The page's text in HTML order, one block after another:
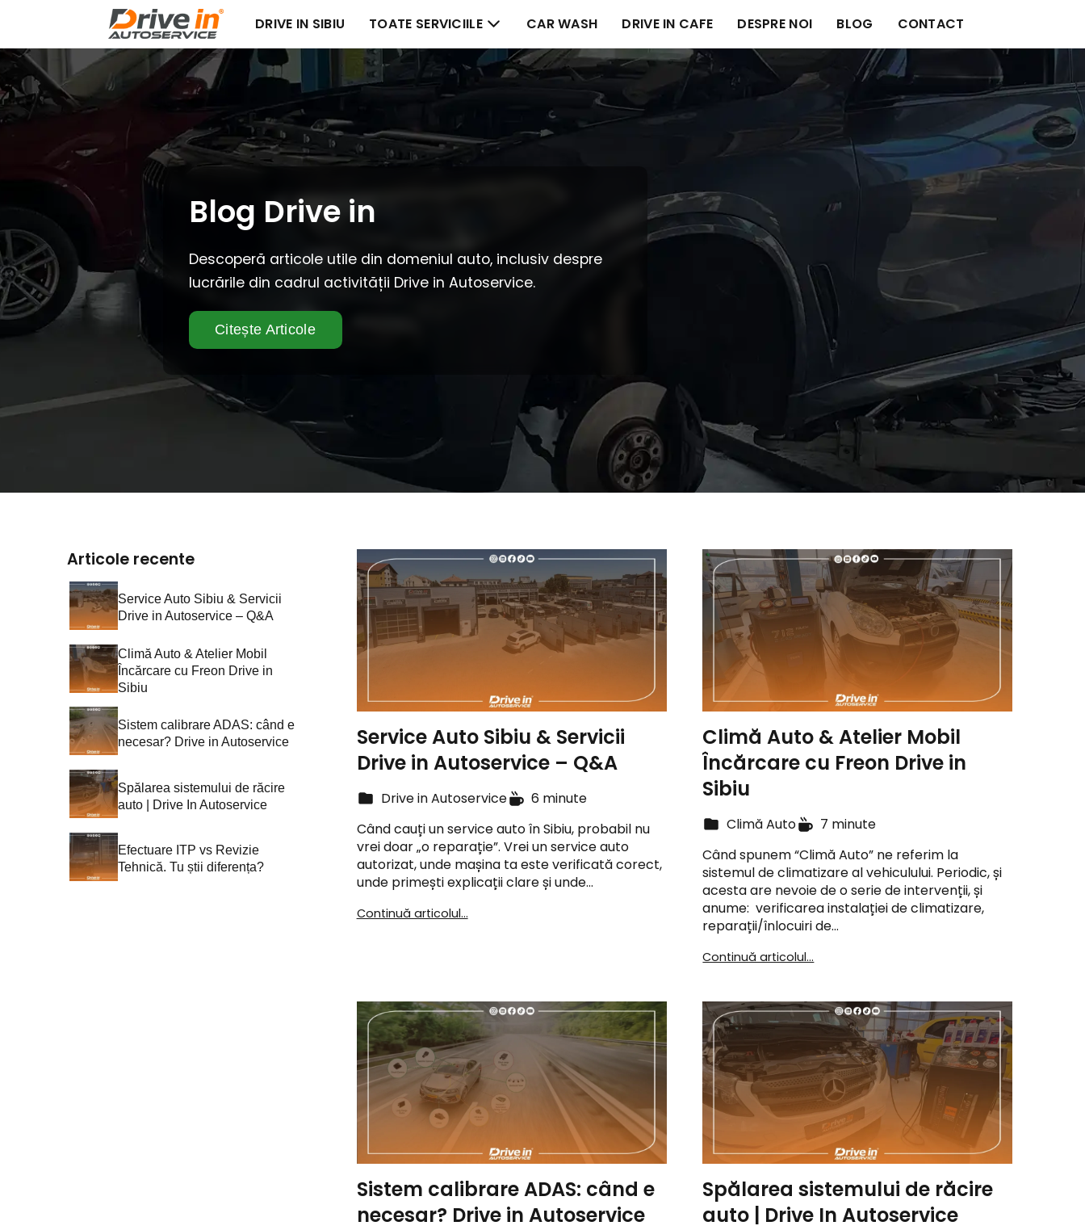
DRIVE IN SIBIU TOATE SERVICIILE CAR WASH DRIVE IN CAFE DESPRE NOI BLOG CONTACT
Blog Drive in
Descoperă articole utile din domeniul auto, inclusiv despre
lucrările din cadrul activității Drive in Autoservice.
Citește Articole
Articole recente
Service Auto Sibiu & Servicii
Drive in Autoservice – Q&A
Climă Auto & Atelier Mobil
Încărcare cu Freon Drive in
Sibiu
Sistem calibrare ADAS: când e
necesar? Drive in Autoservice
Spălarea sistemului de răcire
auto | Drive In Autoservice
Efectuare ITP vs Revizie
Tehnică. Tu știi diferența?
Service Auto Sibiu & Servicii
Drive in Autoservice – Q&A
Drive in Autoservice
6 minute
Când cauți un service auto în Sibiu, probabil nu
vrei doar „o reparație”. Vrei un service auto
autorizat, unde mașina ta este verificată corect,
unde primești explicații clare și unde…
Continuă articolul...
Climă Auto & Atelier Mobil
Încărcare cu Freon Drive in
Sibiu
Climă Auto
7 minute
Când spunem “Climă Auto” ne referim la
sistemul de climatizare al vehiculului. Periodic, și
acesta are nevoie de o serie de intervenții, și
anume: verificarea instalației de climatizare,
reparații/înlocuiri de…
Continuă articolul...
Sistem calibrare ADAS: când e
necesar? Drive in Autoservice
Spălarea sistemului de răcire
auto | Drive In Autoservice